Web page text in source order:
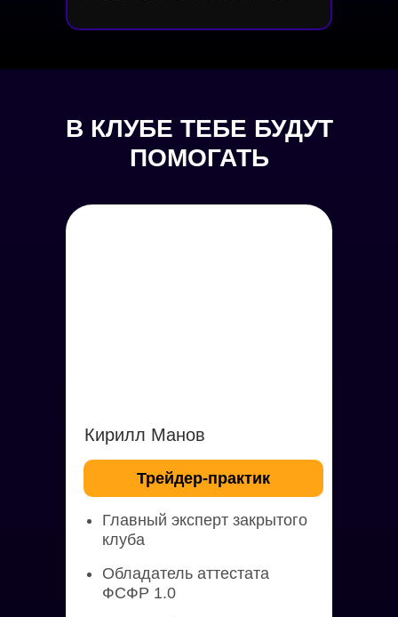
В КЛУБЕ ТЕБЕ БУДУТ
ПОМОГАТЬ
Главный эксперт закрытого
клуба
Трейдер-практик
Обладатель аттестата
ФСФР 1.0
Кирилл Манов